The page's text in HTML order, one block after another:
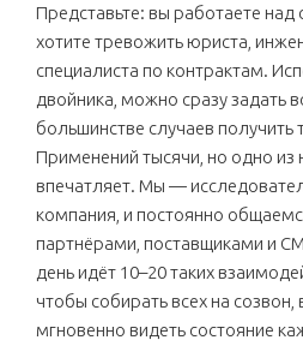
Представьте: вы работаете над
хотите тревожить юриста,
специалиста по контрактам.
двойника, можно сразу задать
большинстве случаев получить
Применений тысячи, но одно из
впечатляет. Мы —
компания, и постоянно
партнёрами, поставщиками и
день идёт 10–20 таких
чтобы собирать всех на
мгновенно видеть состояние